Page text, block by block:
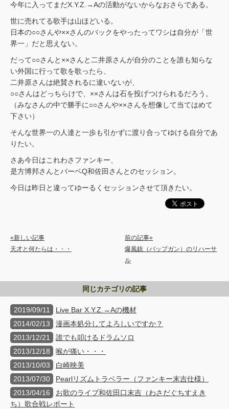
今年に入ってまだX.Y.Z.→Aの活動がないからなおさらである。
世に売れてる歌手は山ほどいる。
日本の○○さんや××さんのバックをやったってワシは自分が「世
界一」だと思えない。
だって○○さんと××さんと二井原さんが自分のことを誰も知らな
い外国に行って歌を歌ったら、
二井原さんは絶賛されるに違いないが、
○○さんはどっちらけで、××さんは石を投げつけられるだろう。
（みなさんの中で勝手に○○さんや××さんを想像して当てはめて
下さい）
そんな世界一の人達と一歩も引かずに渡り合ってゆける自分であ
りたい。
さあ今日はこれわさファンキー、
是方博邦さんとバーベQ和佐田さんとのセッション。
今日は昨日と違ってゆーるくセッションさせて頂きたい。
«新しい記事
天才と何たらは・・・
前の記事»
爆風銃（バップガン）のリハーサ
ル
同じカテゴリの記事
2019/09/11
Live Bar X.Y.Z.→Aの機材
2014/02/13
漫画本処分してよろしいですか？
2013/12/21
誰でも叩けるドラムソロ
2013/12/18
喉が痛い・・・
2013/10/03
白崎映美
2013/07/30
Pearlリズムトラベラー（ファンキー末吉仕様）
2013/04/16
お歌のライブ和佐田口末吉（わさだぐちすえき
ち）歌合戦レポート